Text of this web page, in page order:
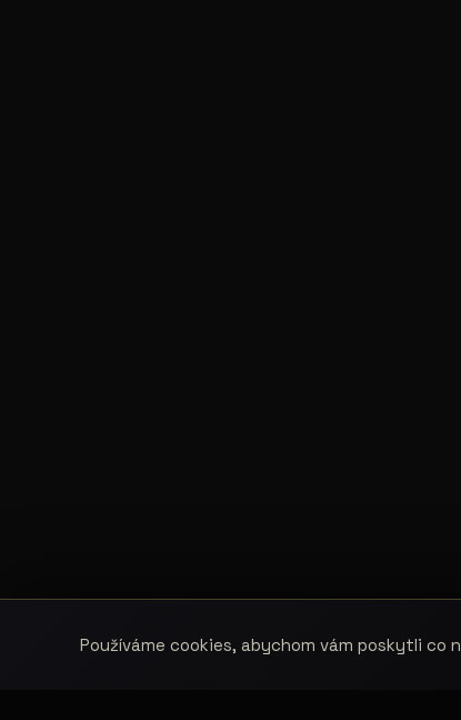
Používáme cookies, abychom vám poskytli co